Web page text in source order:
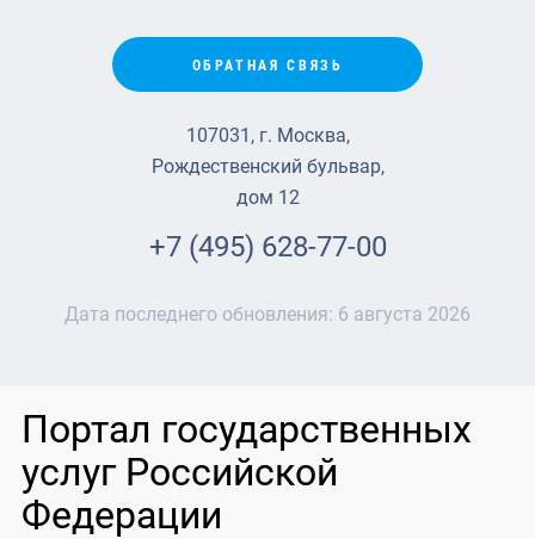
ОБРАТНАЯ СВЯЗЬ
107031, г. Москва,
Рождественский бульвар,
дом 12
+7 (495) 628-77-00
Дата последнего обновления: 6 августа 2026
Портал государственных
услуг Российской
Федерации